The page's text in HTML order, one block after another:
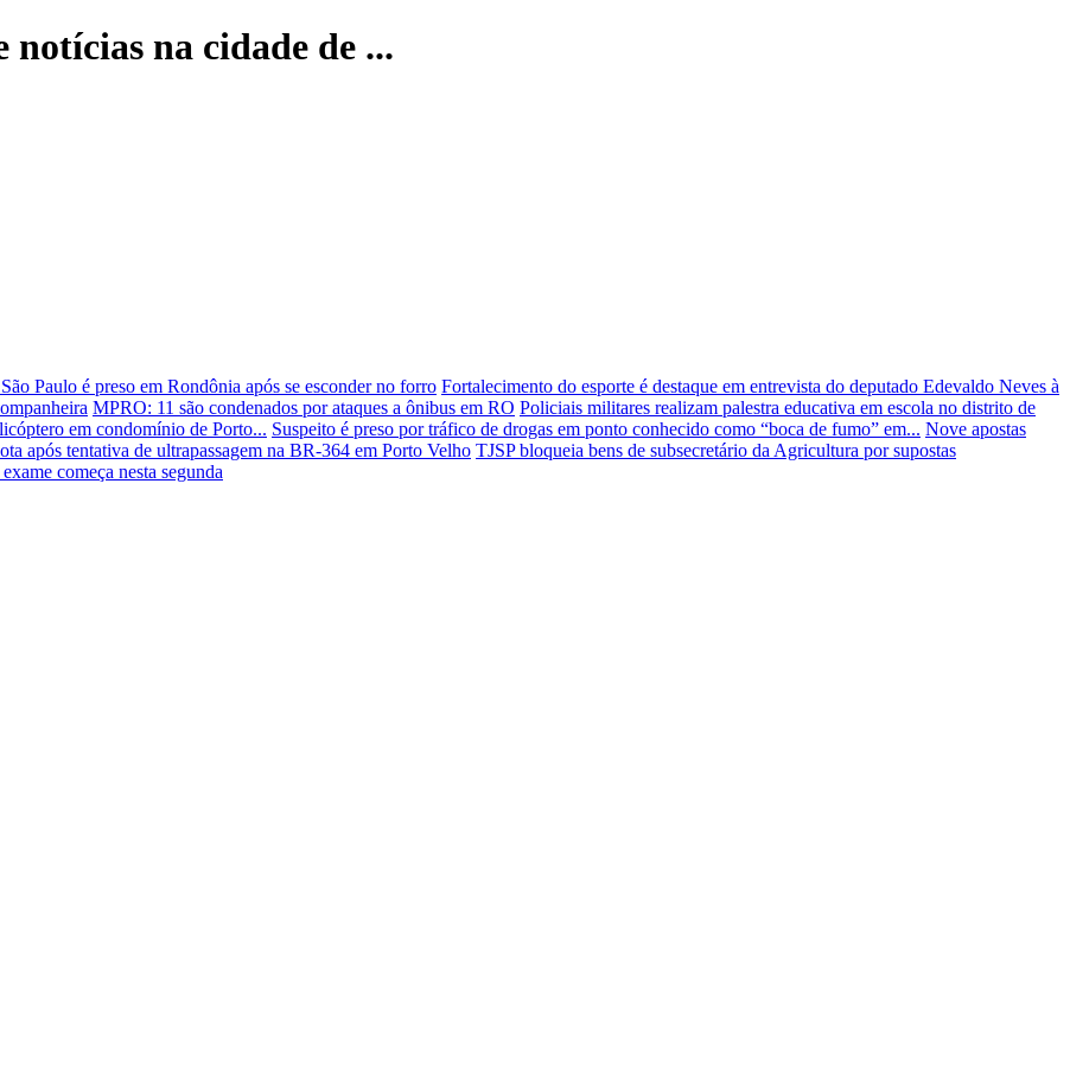
na cidade de ...
Paulo é preso em Rondônia após se esconder no forro Fortalecimento do esporte é destaque em entrevista do deputado Edevaldo Neves à
MPRO: 11 são condenados por ataques a ônibus em RO Policiais militares realizam palestra educativa em escola no distrito de
em condomínio de Porto... Suspeito é preso por tráfico de drogas em ponto conhecido como “boca de fumo” em... Nove apostas
após tentativa de ultrapassagem na BR-364 em Porto Velho TJSP bloqueia bens de subsecretário da Agricultura por supostas
começa nesta segunda